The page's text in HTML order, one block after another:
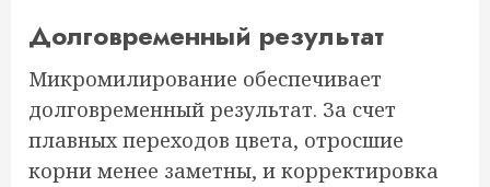
Долговременный результат
Микромилирование обеспечивает
долговременный результат. За счет
плавных переходов цвета, отросшие
корни менее заметны, и корректировка